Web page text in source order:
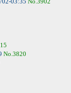
No.3820